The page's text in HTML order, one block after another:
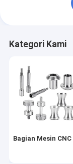
Bagian Jam
Bagian Plastik
Bagian Kayu
gigi silinder
Kategori Kami
Bagian Mesin CNC